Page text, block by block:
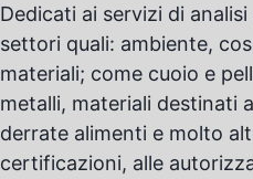
Dedicati ai servizi di
settori quali: ambiente,
materiali; come cuoio e
metalli, materiali destinati
derrate alimenti e molto
certificazioni, alle